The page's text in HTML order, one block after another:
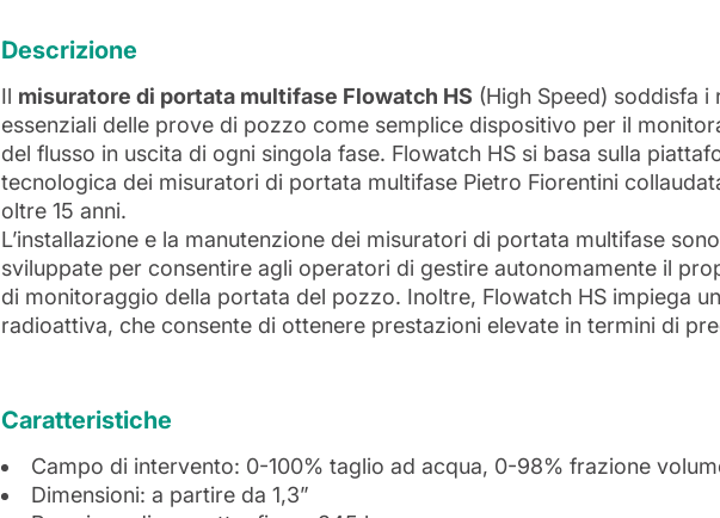
Descrizione
Il misuratore di portata multifase Flowatch HS (High Speed) soddisfa i
essenziali delle prove di pozzo come semplice dispositivo per il
del flusso in uscita di ogni singola fase. Flowatch HS si basa sulla
tecnologica dei misuratori di portata multifase Pietro Fiorentini
oltre 15 anni.
L’installazione e la manutenzione dei misuratori di portata multifase
sviluppate per consentire agli operatori di gestire autonomamente il
di monitoraggio della portata del pozzo. Inoltre, Flowatch HS impiega
radioattiva, che consente di ottenere prestazioni elevate in termini di
Caratteristiche
Campo di intervento: 0-100% taglio ad acqua, 0-98% frazione
Dimensioni: a partire da 1,3”